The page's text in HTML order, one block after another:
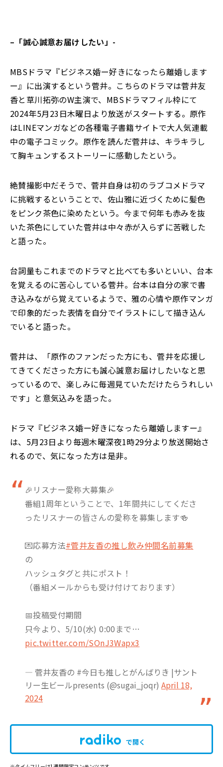
– 「誠心誠意お届けしたい」-
MBSドラマ『ビジネス婚ー好きになったら離婚します
ー』に出演するという菅井。こちらのドラマは菅井友
香と草川拓弥のW主演で、MBSドラマフィル枠にて
2024年5月23日木曜日より放送がスタートする。原作
はLINEマンガなどの各種電子書籍サイトで大人気連載
中の電子コミック。原作を読んだ菅井は、キラキラし
て胸キュンするストーリーに感動したという。
絶賛撮影中だそうで、菅井自身は初のラブコメドラマ
に挑戦するということで、佐山雅に近づくために髪色
をピンク茶色に染めたという。今まで何年も赤みを抜
いた茶色にしていた菅井は中々赤が入らずに苦戦した
と語った。
台詞量もこれまでのドラマと比べても多いといい、台本
を覚えるのに苦心している菅井。台本は自分の家で書
き込みながら覚えているようで、雅の心情や原作マンガ
で印象的だった表情を自分でイラストにして描き込ん
でいると語った。
菅井は、「原作のファンだった方にも、菅井を応援し
てきてくださった方にも誠心誠意お届けしたいなと思
っているので、楽しみに毎週見ていただけたらうれしい
です」と意気込みを語った。
ドラマ『ビジネス婚ー好きになったら離婚しますー』
は、5月23日より毎週木曜深夜1時29分より放送開始さ
れるので、気になった方は是非。
🎉リスナー愛称大募集🎉
番組1周年ということで、1年間共にしてくださ
ったリスナーの皆さんの愛称を募集します🍻
💌応募方法#菅井友香の推し飲み仲間名前募集
の
ハッシュタグと共にポスト！
（番組メールからも受け付けております）
📅投稿受付期間
只今より、5/10(水) 0:00まで…
pic.twitter.com/SOnJ3Wapx3
— 菅井友香の #今日も推しとがんばりき |サント
リー生ビールpresents (@sugai_joqr) April 18,
2024
で開く